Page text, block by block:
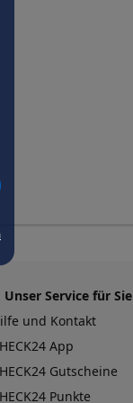
Unser Service für Sie
und Kontakt
App
Gutscheine
Punkte